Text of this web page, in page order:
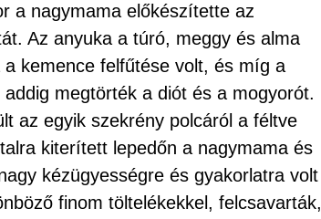
a nagymama előkészítette az
Az anyuka a túró, meggy és alma
kemence felfűtése volt, és míg a
megtörték a diót és a mogyorót.
az egyik szekrény polcáról a féltve
kiterített lepedőn a nagymama és
kézügyességre és gyakorlatra volt
finom töltelékekkel, felcsavarták,